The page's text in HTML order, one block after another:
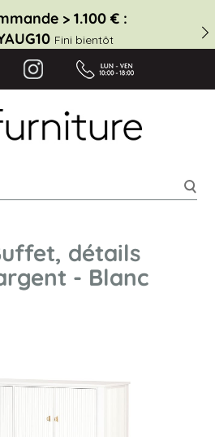
> 1.100 € :
Fini bientôt
détails
- Blanc